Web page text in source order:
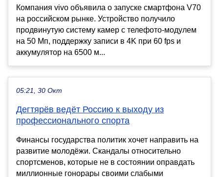
Компания vivo объявила о запуске смартфона V70
на российском рынке. Устройство получило
продвинутую систему камер с телефото-модулем
на 50 Мп, поддержку записи в 4K при 60 fps и
аккумулятор на 6500 м...
05:21, 30 Окт
Дегтярёв ведёт Россию к выходу из
профессионального спорта
Финансы государства политик хочет направить на
развитие молодёжи. Скандалы относительно
спортсменов, которые не в состоянии оправдать
миллионные гонорары своими слабыми